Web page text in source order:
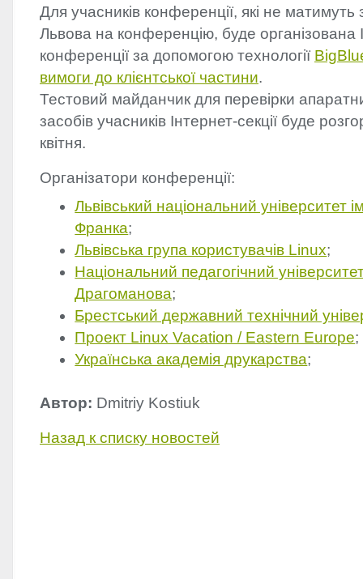
Для учасників конференції, які не
Львова на конференцію, буде організована
конференції за допомогою технології
вимоги до клієнтської частини.
Тестовий майданчик для перевірки
засобів учасників Інтернет-секції буде
квітня.
Організатори конференції:
Львівський національний університет
Франка;
Львівська група користувачів Linux;
Національний педагогічний
Драгоманова;
Брестський державний технічний
Проект Linux Vacation / Eastern Europe;
Українська академія друкарства;
Автор: Dmitriy Kostiuk
Назад к списку новостей